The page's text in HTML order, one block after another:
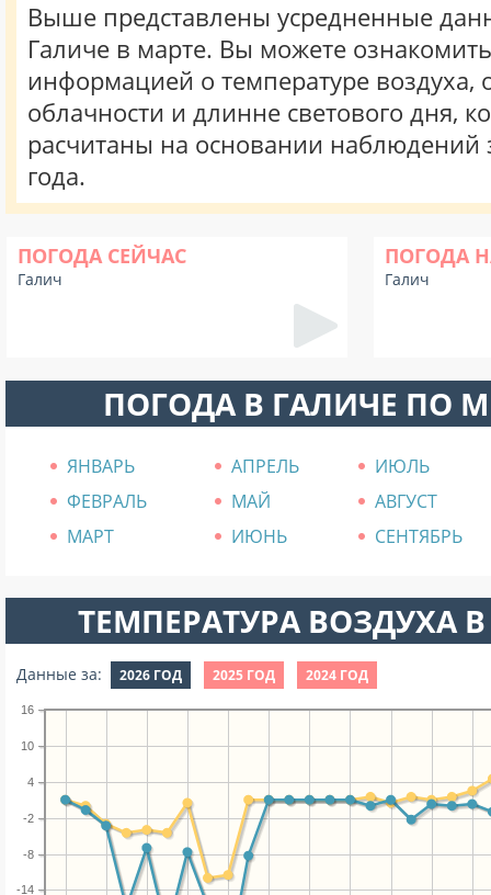
Выше представлены усредненные
Галиче в марте. Вы можете
информацией о температуре воздуха,
облачности и длинне светового дня,
расчитаны на основании наблюдений
года.
ПОГОДА СЕЙЧАС
Галич
ПОГОДА
Галич
ПОГОДА В ГАЛИЧЕ ПО
ЯНВАРЬ АПРЕЛЬ
ИЮЛЬ
ФЕВРАЛЬ
МАЙ
АВГУСТ
МАРТ
ИЮНЬ СЕНТЯБРЬ
ТЕМПЕРАТУРА ВОЗДУХА В
Данные за: 2026 ГОД 2025 ГОД 2024 ГОД
-14
-8
-2
4
10
16